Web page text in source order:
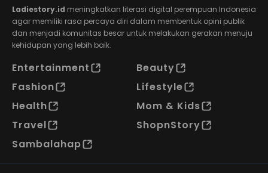
Ladiestory.id meningkatkan literasi digital perempuan Indonesia
agar memiliki rasa percaya diri dalam membentuk opini publik
dan menjadi komunitas besar untuk melakukan gerakan menuju
kehidupan yang lebih baik.
Entertainment
Beauty
Fashion
Lifestyle
Health
Mom & Kids
Travel
ShopnStory
Sambalahap